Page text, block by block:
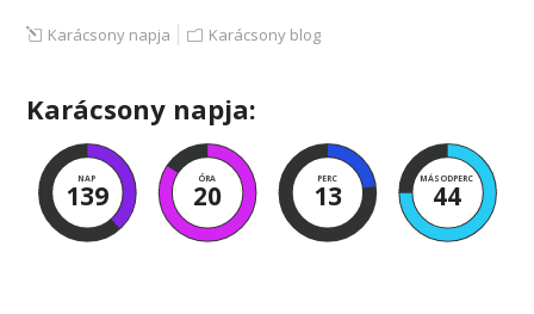
Karácsony napja Karácsony blog
Karácsony napja:
NAP
139
ÓRA
20
PERC
13
MÁSODPERC
43